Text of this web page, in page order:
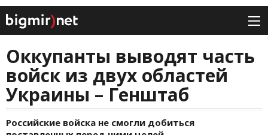
Оккупанты выводят часть
войск из двух областей
Украины – Генштаб
Российские войска не смогли добиться